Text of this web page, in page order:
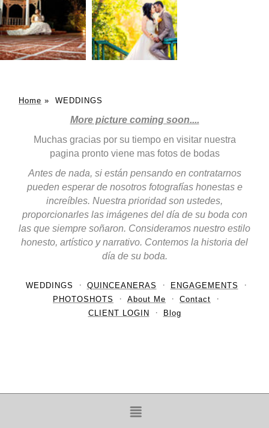
Home » WEDDINGS
More picture coming soon....
Muchas gracias por su tiempo en visitar nuestra
pagina pronto viene mas fotos de bodas
Antes de nada, si están pensando en contratarnos
pueden esperar de nosotros fotografías honestas e
increíbles. Nuestra prioridad son ustedes,
proporcionarles las imágenes del día de su boda con
las que siempre soñaron. Consideramos nuestro estilo
honesto, artístico y narrativo. Contemos la historia del
día de su boda.
WEDDINGS QUINCEANERAS
ENGAGEMENTS
PHOTOSHOTS
About Me
Contact
CLIENT LOGIN
Blog